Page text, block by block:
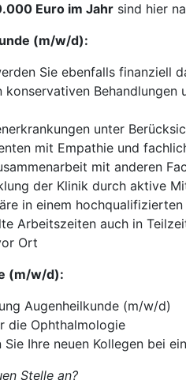
Euro im Jahr sind hier
(m/w/d):
Sie ebenfalls finanziell
unter
mit Empathie und
mit anderen
der Klinik durch aktive
in einem
Arbeitszeiten auch in
Ort
(m/w/d):
Augenheilkunde (m/w/d)
die Ophthalmologie
Ihre neuen Kollegen bei
Stelle an?